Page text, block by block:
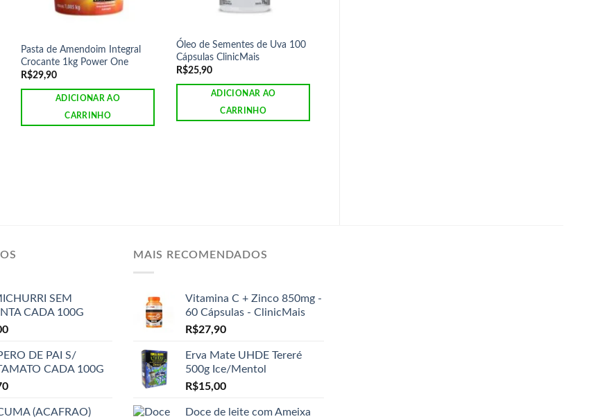
Pasta de Amendoim Integral
Crocante 1kg Power One
R$29,90
ADICIONAR AO
CARRINHO
Óleo de Sementes de Uva 100
Cápsulas ClinicMais
R$25,90
ADICIONAR AO
CARRINHO
SEM
CADA 100G
DE PAI S/
CADA 100G
(ACAFRAO)
MAIS RECOMENDADOS
Vitamina C + Zinco 850mg -
60 Cápsulas - ClinicMais
R$27,90
Erva Mate UHDE Tereré
500g Ice/Mentol
R$15,00
Doce de leite com Ameixa